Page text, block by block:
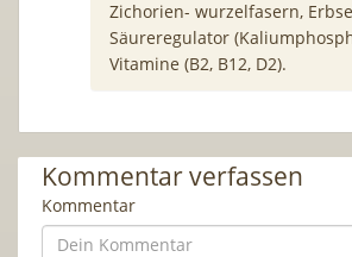
Zichorien- wurzelfasern,
Säureregulator
Vitamine (B2, B12, D2).
Kommentar verfassen
Kommentar